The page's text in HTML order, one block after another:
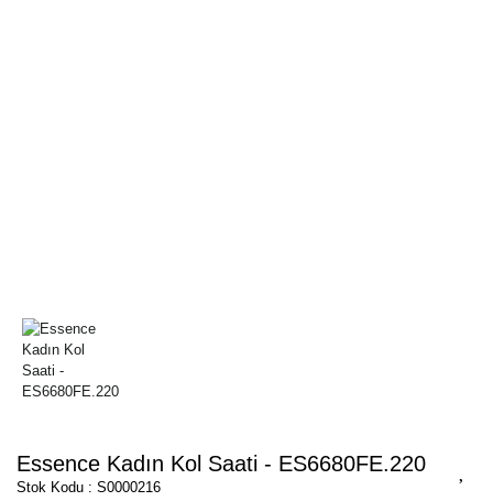
Essence Kadın Kol Saati - ES6680FE.220
Stok Kodu : S0000216